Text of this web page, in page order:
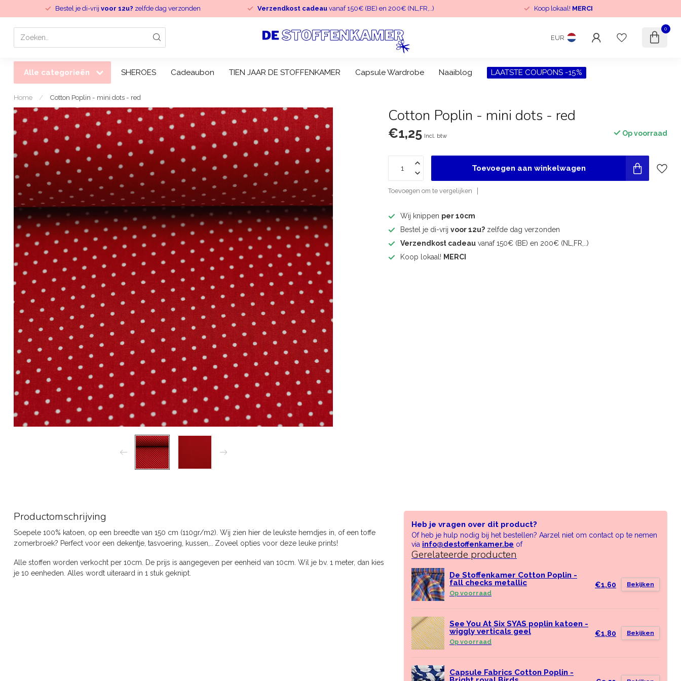
Bestel je di-vrij voor 12u? zelfde dag verzonden Verzendkost cadeauvanaf 150€ (BE) en 200€ (NL,FR,..) Koop lokaal! MERCI
EUR
0
Alle categorieën SHEROES Cadeaubon TIEN JAAR DE STOFFENKAMER Capsule Wardrobe Naaiblog LAATSTE COUPONS -15%
Home / Cotton Poplin - mini dots - red
Cotton Poplin - mini dots - red
€1,25 Incl. btw Op voorraad
Toevoegen aan winkelwagen
Toevoegen om te vergelijken
Wij knippen per 10cm
Bestel je di-vrijvoor 12u? zelfde dag verzonden
Verzendkost cadeau vanaf 150€ (BE) en 200€ (NL,FR,..)
Koop lokaal! MERCI
Productomschrijving
Soepele 100% katoen, op een breedte van 150 cm (110gr/m2). Wij zien hier de leukste hemdjes in, of een toffe
zomerbroek? Perfect voor een dekentje, tasvoering, kussen,.. Zoveel opties voor deze leuke prints!
Alle stoffen worden verkocht per 10cm. De prijs is aangegeven per eenheid van 10cm. Wil je bv. 1 meter, dan kies
je 10 eenheden. Alles wordt uiteraard in 1 stuk geknipt.
Heb je vragen over dit product?
Of heb je hulp nodig bij het bestellen? Aarzel niet om contact op te nemen
via info@destoffenkamer.be of
Gerelateerde producten
De Stoffenkamer Cotton Poplin -
fall checks metallic
Op voorraad
€1,60 Bekijken
See You At Six SYAS poplin katoen -
wiggly verticals geel
Op voorraad
€1,80 Bekijken
Capsule Fabrics Cotton Poplin -